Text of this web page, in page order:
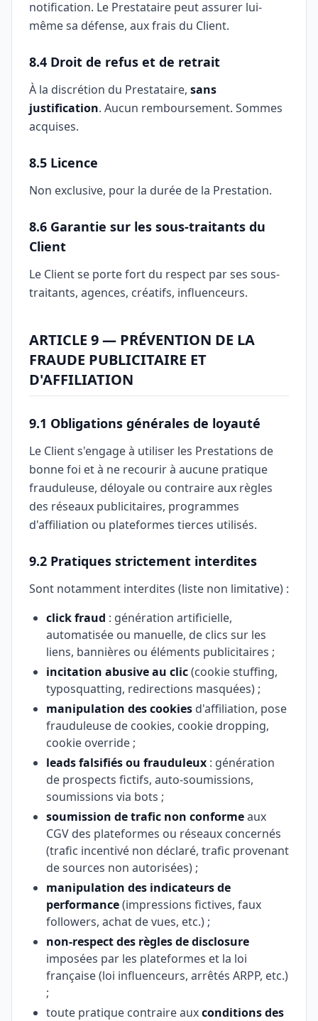
notification. Le Prestataire peut assurer lui-
même sa défense, aux frais du Client.
8.4 Droit de refus et de retrait
À la discrétion du Prestataire, sans
justification. Aucun remboursement. Sommes
acquises.
8.5 Licence
Non exclusive, pour la durée de la Prestation.
8.6 Garantie sur les sous-traitants du
Client
Le Client se porte fort du respect par ses sous-
traitants, agences, créatifs, influenceurs.
ARTICLE 9 — PRÉVENTION DE LA
FRAUDE PUBLICITAIRE ET
D'AFFILIATION
9.1 Obligations générales de loyauté
Le Client s'engage à utiliser les Prestations de
bonne foi et à ne recourir à aucune pratique
frauduleuse, déloyale ou contraire aux règles
des réseaux publicitaires, programmes
d'affiliation ou plateformes tierces utilisés.
9.2 Pratiques strictement interdites
Sont notamment interdites (liste non limitative) :
click fraud : génération artificielle,
automatisée ou manuelle, de clics sur les
liens, bannières ou éléments publicitaires ;
incitation abusive au clic(cookie stuffing,
typosquatting, redirections masquées) ;
manipulation des cookies d'affiliation, pose
frauduleuse de cookies, cookie dropping,
cookie override ;
leads falsifiés ou frauduleux : génération
de prospects fictifs, auto-soumissions,
soumissions via bots ;
soumission de trafic non conformeaux
CGV des plateformes ou réseaux concernés
(trafic incentivé non déclaré, trafic provenant
de sources non autorisées) ;
manipulation des indicateurs de
performance(impressions fictives, faux
followers, achat de vues, etc.) ;
non-respect des règles de disclosure
imposées par les plateformes et la loi
française (loi influenceurs, arrêtés ARPP, etc.)
;
toute pratique contraire auxconditions des